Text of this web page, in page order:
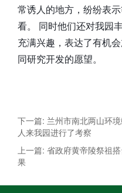
常诱人的地方，纷纷表
看。 同时他们还对我园
充满兴趣，表达了有机
同研究开发的愿望。
下一篇: 兰州市南北两山环
人来我园进行了考察
上一篇: 省政府黄帝陵祭祖
果